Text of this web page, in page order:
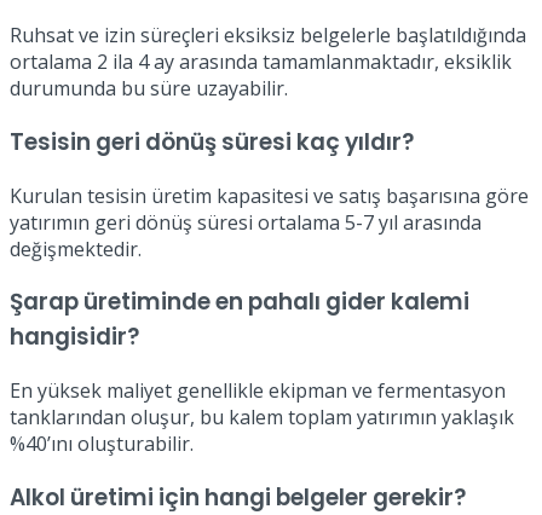
Ruhsat ve izin süreçleri eksiksiz belgelerle başlatıldığında
ortalama 2 ila 4 ay arasında tamamlanmaktadır, eksiklik
durumunda bu süre uzayabilir.
Tesisin geri dönüş süresi kaç yıldır?
Kurulan tesisin üretim kapasitesi ve satış başarısına göre
yatırımın geri dönüş süresi ortalama 5-7 yıl arasında
değişmektedir.
Şarap üretiminde en pahalı gider kalemi
hangisidir?
En yüksek maliyet genellikle ekipman ve fermentasyon
tanklarından oluşur, bu kalem toplam yatırımın yaklaşık
%40’ını oluşturabilir.
Alkol üretimi için hangi belgeler gerekir?